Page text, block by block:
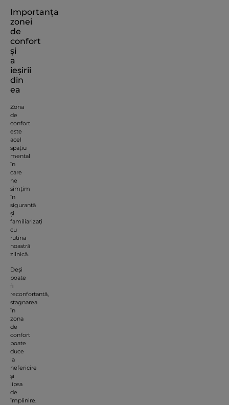
Importanța
zonei
de
confort
și
a
ieșirii
din
ea
Zona
de
confort
este
acel
spațiu
mental
în
care
ne
simțim
în
siguranță
și
familiarizați
cu
rutina
noastră
zilnică.
Deși
poate
fi
reconfortantă,
stagnarea
în
zona
de
confort
poate
duce
la
nefericire
și
lipsa
de
împlinire.